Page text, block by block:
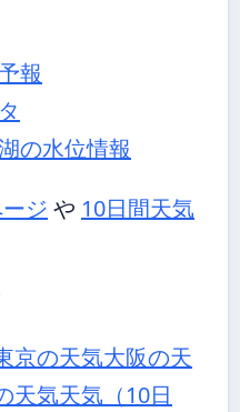
報
の水位情報
ジ や 10日間天気
京の天気大阪の天
天気天気（10日